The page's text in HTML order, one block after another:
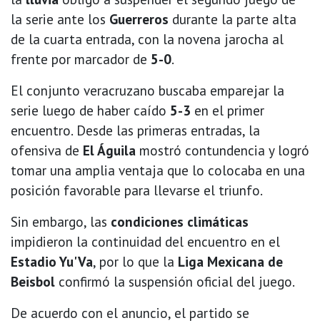
la serie ante los Guerreros durante la parte alta
de la cuarta entrada, con la novena jarocha al
frente por marcador de 5-0.
El conjunto veracruzano buscaba emparejar la
serie luego de haber caído 5-3 en el primer
encuentro. Desde las primeras entradas, la
ofensiva de El Águila mostró contundencia y logró
tomar una amplia ventaja que lo colocaba en una
posición favorable para llevarse el triunfo.
Sin embargo, las condiciones climáticas
impidieron la continuidad del encuentro en el
Estadio Yu'Va, por lo que la Liga Mexicana de
Beisbol confirmó la suspensión oficial del juego.
De acuerdo con el anuncio, el partido se